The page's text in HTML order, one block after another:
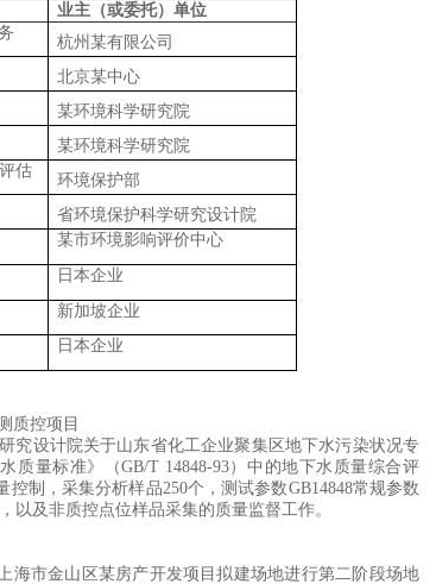
业主（或委托）单位
杭州某有限公司
北京某中心
某环境科学研究院
某环境科学研究院
估
环境保护部
省环境保护科学研究设计院
某市环境影响评价中心
日本企业
新加坡企业
日本企业
质控项目
究设计院关于山东省化工企业聚集区地下水污染状况专
质量标准》（GB/T 14848-93）中的地下水质量综合评
控制，采集分析样品250个，测试参数GB14848常规参数
及非质控点位样品采集的质量监督工作。
海市金山区某房产开发项目拟建场地进行第二阶段场地